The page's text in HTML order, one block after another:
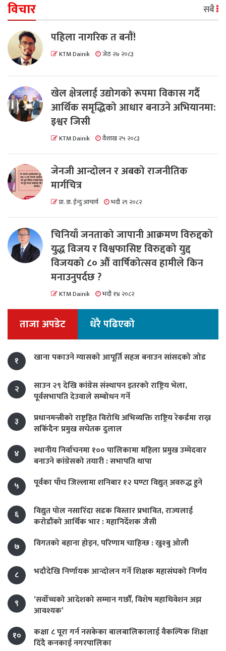
विचार सबै
पहिला नागरिक त बनाैं!
KTM Dainik जेठ २७ २०८३
खेल क्षेत्रलाई उद्योगको रूपमा विकास गर्दै
आर्थिक समृद्धिको आधार बनाउने अभियानमा:
इश्वर जिसी
KTM Dainik वैशाख २५ २०८३
जेनजी आन्दोलन र अबको राजनीतिक
मार्गचित्र
प्रा. डा. ईन्दु आचार्य भदौ २९ २०८२
चिनियाँ जनताको जापानी आक्रमण विरुद्दको
युद्ध विजय र विश्वफासिष्ट विरुद्दको युद्द
विजयको ८० औं वार्षिकोत्सव हामीले किन
मनाउनुपर्दछ ?
KTM Dainik भदौ १४ २०८२
ताजा अपडेट धेरै पढिएको
१ खाना पकाउने ग्यासको आपूर्ति सहज बनाउन सांसदको जोड
२
साउन २९ देखि कांग्रेस संस्थापन इतरको राष्ट्रिय भेला,
पूर्वसभापति देउवाले सम्बोधन गर्ने
३
प्रधानमन्त्रीको राष्ट्रहित विरोधि अभिव्यक्ति राष्ट्रिय रेकर्डमा राख्न
सकिँदैनः प्रमुख सचेतक दुलाल
४
स्थानीय निर्वाचनमा १०० पालिकामा महिला प्रमुख उम्मेदवार
बनाउने कांग्रेसको तयारी : सभापति थापा
५
पूर्वका पाँच जिल्लामा शनिबार १२ घण्टा विद्युत् अवरुद्ध हुने
६
विद्युत पोल नसारिँदा सडक विस्तार प्रभावित, राज्यलाई
करोडौंको आर्थिक भार : महानिर्देशक जैसी
७
विगतको बहाना होइन, परिणाम चाहिन्छ : खुश्बु ओली
८ भदौदेखि निर्णायक आन्दोलन गर्ने शिक्षक महासंघको निर्णय
९
‘सर्वोच्चको आदेशको सम्मान गर्छौं, विशेष महाधिवेशन अझ
आवश्यक’
१०
कक्षा ८ पूरा गर्न नसकेका बालबालिकालाई वैकल्पिक शिक्षा
दिँदै कनकाई नगरपालिका